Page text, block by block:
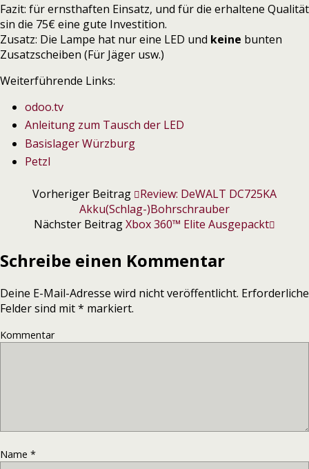
Fazit: für ernsthaften Einsatz, und für die erhaltene Qualität
sin die 75€ eine gute Investition.
Zusatz: Die Lampe hat nur eine LED und keine bunten
Zusatzscheiben (Für Jäger usw.)
Weiterführende Links:
odoo.tv
Anleitung zum Tausch der LED
Basislager Würzburg
Petzl
Vorheriger Beitrag
Review: DeWALT DC725KA
Akku(Schlag-)Bohrschrauber
Nächster BeitragXbox 360™ Elite Ausgepackt
Schreibe einen Kommentar
Deine E-Mail-Adresse wird nicht veröffentlicht. Erforderliche
Felder sind mit* markiert.
Kommentar
Name *